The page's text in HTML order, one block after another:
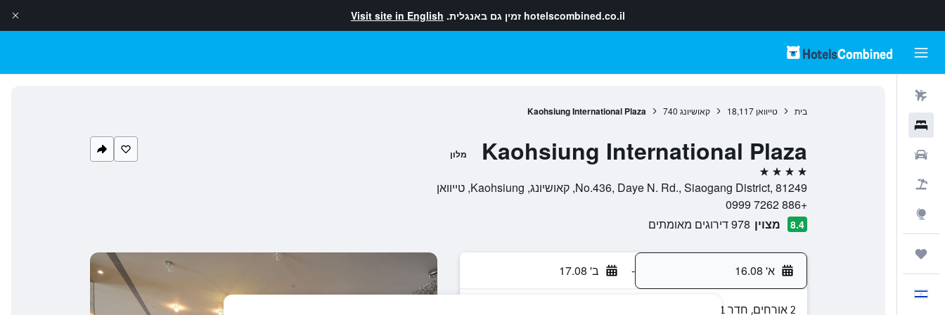
hotelscombined.co.il זמין גם באנגלית. Visit site in English
בית טייוואן 18,117 קאושיונג 740
Kaohsiung International Plaza
Kaohsiung International Plaza מלון
4 כוכבים
No.436, Daye N. Rd., Siaogang District, 81249, קאושיונג, Kaohsiung, טייוואן
+886 7262 0999
8.4 מצוין 978 דירוגים מאומתים
א' 16.08 - ב' 17.08
2 אורחים, חדר 1